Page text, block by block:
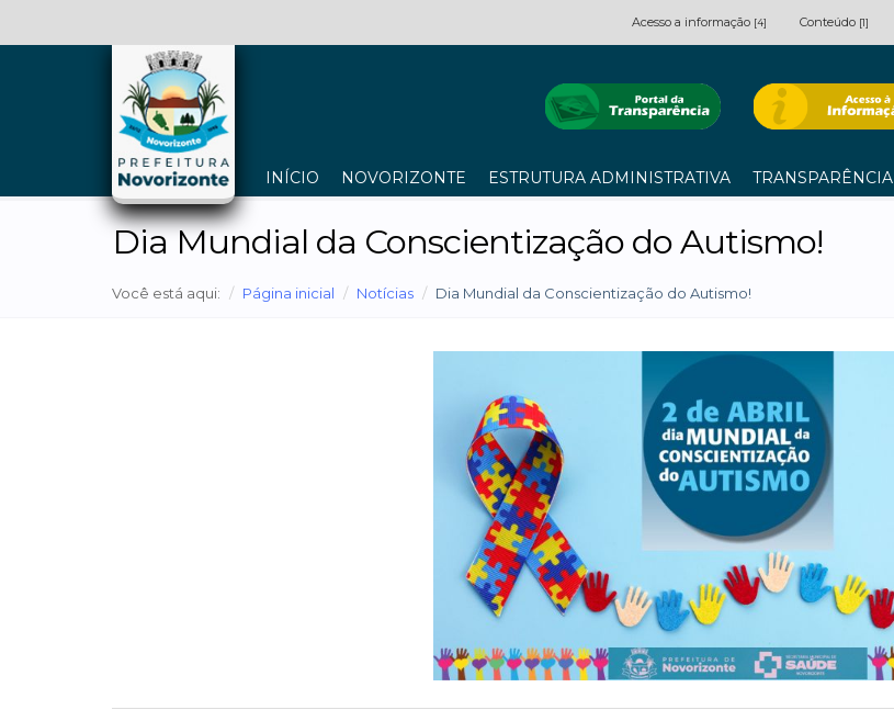
Acesso a informação [4] Conteúdo [1]
INÍCIO NOVORIZONTE ESTRUTURA ADMINISTRATIVA TRANSPARÊNCIA
Dia Mundial da Conscientização do Autismo!
Você está aqui: Página inicial Notícias Dia Mundial da Conscientização do Autismo!